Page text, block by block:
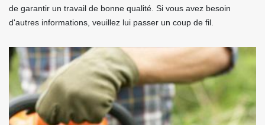
de garantir un travail de bonne qualité. Si vous avez besoin
d'autres informations, veuillez lui passer un coup de fil.